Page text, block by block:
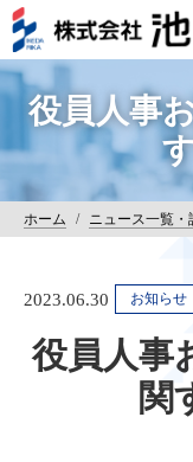
役員人事
ホーム / ニュース一覧・
2023.06.30 お知らせ
役員人事
関